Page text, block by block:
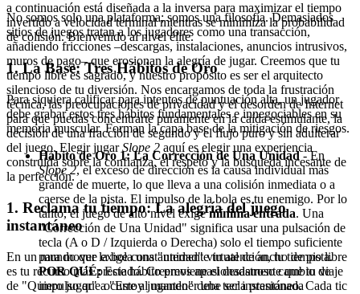
a continuación está diseñada a la inversa para maximizar el tiempo
invertido a velocidad terminal mientras se minimiza la probabilidad
de colisión. Bienvenido al nivel élite.
1. La Base: Tres Hábitos de Oro
Para siquiera calificar para intentos de puntuación alta, un jugador
debe grabar estos tres hábitos fundamentales e innegociables en su
memoria muscular. Forman la capa base de la mitigación de riesgos.
Hábito de Oro 1: La Corrección de Una Unidad- En
Slope 2, el exceso de dirección es la causa individual más
grande de muerte, lo que lleva a una colisión inmediata o a
caerse de la pista. El impulso de la bola es tu enemigo. Por lo
tanto, el juego de alto nivel exigemínima entrada. Una
"Corrección de Una Unidad" significa usar una pulsación de
tecla (A o D / Izquierda o Derecha) solo el tiempo suficiente
para mover la bola una "unidad" virtual de ancho de pista.
POR QUÉ:Este hábito previene el desastroso cambio de
impulso que ocurre al mantener una tecla presionada
No somos solo una plataforma; somos una filosofía. Demasiados
sitios de juegos tratan a los jugadores como una transacción,
añadiendo fricciones –descargas, instalaciones, anuncios intrusivos,
muros de pago– que erosionan la alegría de jugar. Creemos que tu
tiempo libre es sagrado, y nuestro propósito es ser el arquitecto
silencioso de tu diversión. Nos encargamos de toda la frustración
técnica, las preocupaciones de privacidad y el desorden de Internet
para que puedas concentrarte puramente en la caída estimulante, la
decisión de una fracción de segundo y el flujo puro y sin adulterar
del juego. Elegir jugarSlope 2 aquí es elegir una experiencia
construida sobre la confianza, el respeto y la búsqueda incesante de
la perfección.
1. Reclama tu tiempo: La alegría del juego
instantáneo
En un mundo que exige constantemente tu atención, tu tiempo libre
es tu recurso más preciado. Creemos apasionadamente que tu viaje
de "Quiero jugar" a "Estoy jugando" debe ser instantáneo. Cada tic